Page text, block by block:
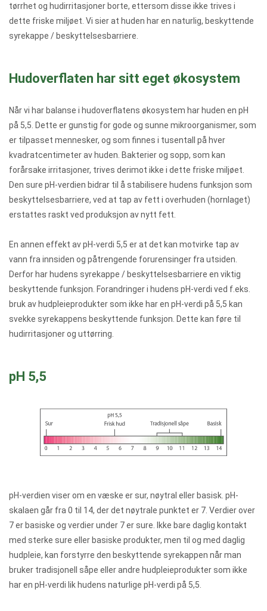
tørrhet og hudirritasjoner borte, ettersom disse ikke trives i
dette friske miljøet. Vi sier at huden har en naturlig, beskyttende
syrekappe / beskyttelsesbarriere.
Hudoverflaten har sitt eget økosystem
Når vi har balanse i hudoverflatens økosystem har huden en pH
på 5,5. Dette er gunstig for gode og sunne mikroorganismer, som
er tilpasset mennesker, og som finnes i tusentall på hver
kvadratcentimeter av huden. Bakterier og sopp, som kan
forårsake irritasjoner, trives derimot ikke i dette friske miljøet.
Den sure pH-verdien bidrar til å stabilisere hudens funksjon som
beskyttelsesbarriere, ved at tap av fett i overhuden (hornlaget)
erstattes raskt ved produksjon av nytt fett.
En annen effekt av pH-verdi 5,5 er at det kan motvirke tap av
vann fra innsiden og påtrengende forurensinger fra utsiden.
Derfor har hudens syrekappe / beskyttelsesbarriere en viktig
beskyttende funksjon. Forandringer i hudens pH-verdi ved f.eks.
bruk av hudpleieprodukter som ikke har en pH-verdi på 5,5 kan
svekke syrekappens beskyttende funksjon. Dette kan føre til
hudirritasjoner og uttørring.
pH 5,5
pH-verdien viser om en væske er sur, nøytral eller basisk. pH-
skalaen går fra 0 til 14, der det nøytrale punktet er 7. Verdier over
7 er basiske og verdier under 7 er sure. Ikke bare daglig kontakt
med sterke sure eller basiske produkter, men til og med daglig
hudpleie, kan forstyrre den beskyttende syrekappen når man
bruker tradisjonell såpe eller andre hudpleieprodukter som ikke
har en pH-verdi lik hudens naturlige pH-verdi på 5,5.